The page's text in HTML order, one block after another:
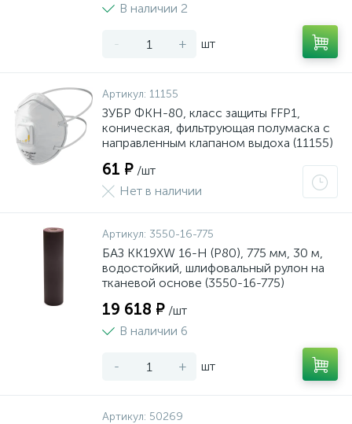
В наличии 2
- + шт
Артикул: 11155
ЗУБР ФКН-80, класс защиты FFP1,
коническая, фильтрующая полумаска с
направленным клапаном выдоха (11155)
61 ₽ /шт
Нет в наличии
Артикул: 3550-16-775
БАЗ KK19XW 16-H (Р80), 775 мм, 30 м,
водостойкий, шлифовальный рулон на
тканевой основе (3550-16-775)
19 618 ₽ /шт
В наличии 6
- + шт
Артикул: 50269